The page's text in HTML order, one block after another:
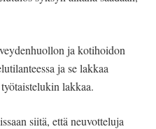
ja kotihoidon
ja se lakkaa
lakkaa.
siitä, että neuvotteluja